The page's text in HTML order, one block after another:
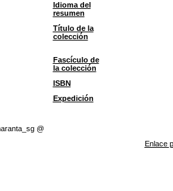
Idioma del
resumen
Título de la
colección
Fascículo de
la colección
ISBN
Expedición
@
Enlace